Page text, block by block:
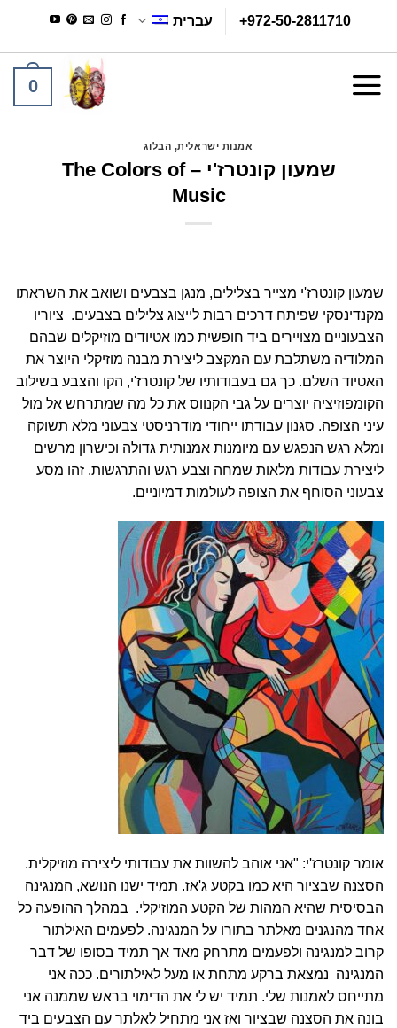
content
+972-50-2811710 עברית
0
אמנות ישראלית, הבלוג
שמעון קונטרז'י – The Colors of
Music
שמעון קונטרז'י מצייר בצלילים, מנגן בצבעים ושואב את השראתו
מקנדינסקי שפיתח דרכים רבות לייצוג צלילים בצבעים. ציוריו
הצבעוניים מצויירים ביד חופשית כמו אטיודים מוזיקלים שבהם
המלודיה משתלבת עם המקצב ליצירת מבנה מוזיקלי היוצר את
האטיוד השלם. כך גם בעבודותיו של קונטרז'י, הקו והצבע בשילוב
הקומפוזיציה יוצרים על גבי הקנווס את כל מה שמתרחש אל מול
עיני הצופה. סגנון עבודתו ייחודי מודרניסטי צבעוני מלא תשוקה
ומלא רגש הנפגש עם מיומנות אמנותית גדולה וכישרון מרשים
ליצירת עבודות מלאות שמחה וצבע רגש והתרגשות. זהו מסע
צבעוני הסוחף את הצופה לעולמות דמיוניים.
אומר קונטרז'י: "אני אוהב להשוות את עבודותי ליצירה מוזיקלית.
הסצנה שבציור היא כמו בקטע ג'אז. תמיד ישנו הנושא, המנגינה
הבסיסית שהיא המהות של הקטע המוזיקלי. במהלך ההופעה כל
אחד מהנגנים מאלתר בתורו על המנגינה. לפעמים האילתור
קרוב למנגינה ולפעמים מתרחק מאד אך תמיד בסופו של דבר
המנגינה נמצאת ברקע מתחת או מעל לאילתורים. ככה אני
מתייחס לאמנות שלי. תמיד יש לי את הדימוי בראש שממנה אני
בונה את הסצנה שבציור ואז אני מתחיל לאלתר עם הצבעים ביד